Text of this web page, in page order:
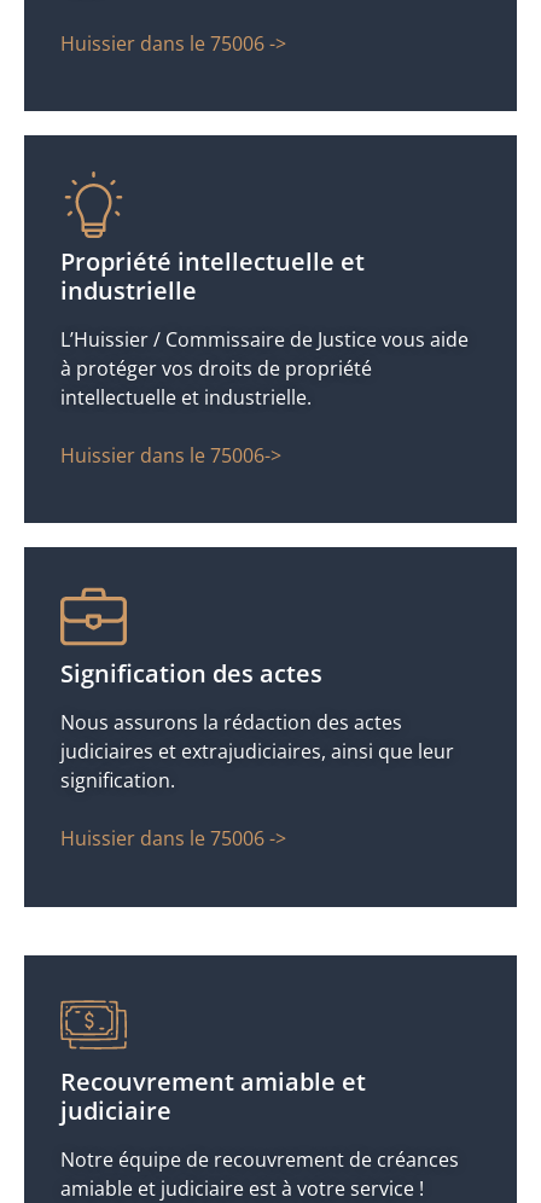
Huissier dans le 75006 ->
Propriété intellectuelle et
industrielle
L’Huissier / Commissaire de Justice vous aide
à protéger vos droits de propriété
intellectuelle et industrielle.
Huissier dans le 75006->
Signification des actes
Nous assurons la rédaction des actes
judiciaires et extrajudiciaires, ainsi que leur
signification.
Huissier dans le 75006 ->
Recouvrement amiable et
judiciaire
Notre équipe de recouvrement de créances
amiable et judiciaire est à votre service !